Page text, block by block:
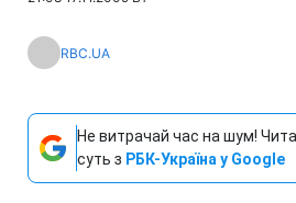
RBC.UA
Не витрачай час на шум!
суть з РБК-Україна у Google